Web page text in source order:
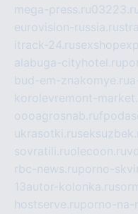
mega-press.ru
eurovision-russia.ru
itrack-24.ru
alabuga-cityhotel.ru
bud-em-znakomye.ru
korolevremont-
oooagrosnab.ru
ukrasotki.ru
sovratili.ruolecoon.ru
rbc-news.ruporno-
13autor-kolonka.ru
hostserve.ruporno-na-